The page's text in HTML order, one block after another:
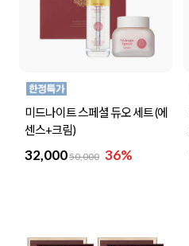
미드나이트 스페셜 듀오 세트 (에
센스+크림)
32,00050,000 36%